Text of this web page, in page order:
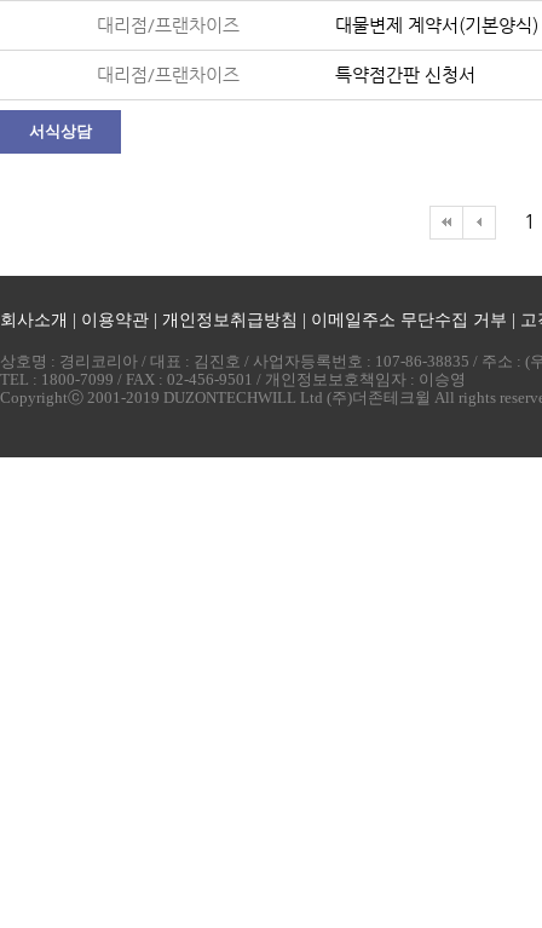
대리점/프랜차이즈 대물변제 계약서(기본양식)
대리점/프랜차이즈 특약점간판 신청서
서식상담
1
회사소개 이용약관 개인정보취급방침 이메일주소 무단수집 거부 고
상호명 : 경리코리아 / 대표 : 김진호 / 사업자등록번호 : 107-86-38835 / 주소 :
TEL : 1800-7099 / FAX : 02-456-9501 / 개인정보보호책임자 : 이승영
Copyrightⓒ 2001-2019 DUZONTECHWILL Ltd (주)더존테크윌 All rights